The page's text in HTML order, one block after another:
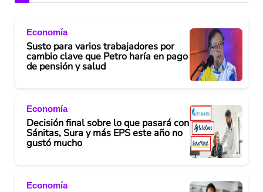
Economía
Susto para varios trabajadores por
cambio clave que Petro haría en pago
de pensión y salud
Economía
Decisión final sobre lo que pasará con
Sánitas, Sura y más EPS este año no
gustó mucho
Economía